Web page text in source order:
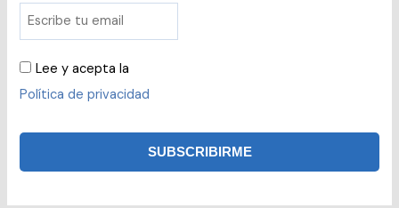
Lee y acepta la
Política de privacidad